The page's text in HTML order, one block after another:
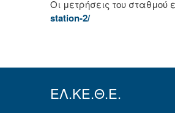
Οι μετρήσεις του σταθμού
station-2/
ΕΛ.ΚΕ.Θ.Ε.